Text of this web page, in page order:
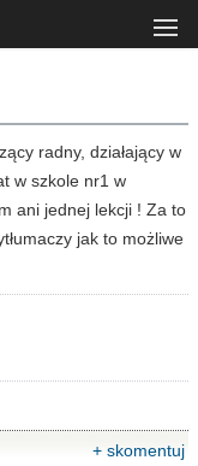
radny, działający w
w szkole nr1 w
ani jednej lekcji ! Za to
jak to możliwe
+ skomentuj